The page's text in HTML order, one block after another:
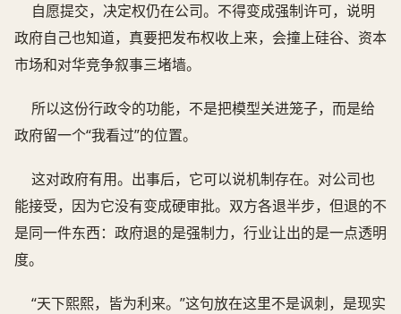
自愿提交，决定权仍在公司。不得变成强制许可，说明
政府自己也知道，真要把发布权收上来，会撞上硅谷、资本
市场和对华竞争叙事三堵墙。
所以这份行政令的功能，不是把模型关进笼子，而是给
政府留一个“我看过”的位置。
这对政府有用。出事后，它可以说机制存在。对公司也
能接受，因为它没有变成硬审批。双方各退半步，但退的不
是同一件东西：政府退的是强制力，行业让出的是一点透明
度。
“天下熙熙，皆为利来。”这句放在这里不是讽刺，是现实